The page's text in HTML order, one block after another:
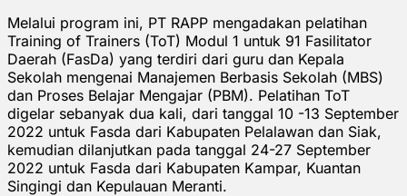
Melalui program ini, PT RAPP mengadakan pelatihan
Training of Trainers (ToT) Modul 1 untuk 91 Fasilitator
Daerah (FasDa) yang terdiri dari guru dan Kepala
Sekolah mengenai Manajemen Berbasis Sekolah (MBS)
dan Proses Belajar Mengajar (PBM). Pelatihan ToT
digelar sebanyak dua kali, dari tanggal 10 -13 September
2022 untuk Fasda dari Kabupaten Pelalawan dan Siak,
kemudian dilanjutkan pada tanggal 24-27 September
2022 untuk Fasda dari Kabupaten Kampar, Kuantan
Singingi dan Kepulauan Meranti.